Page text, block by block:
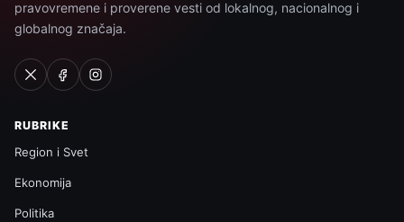
pravovremene i proverene vesti od lokalnog, nacionalnog i
globalnog značaja.
RUBRIKE
Region i Svet
Ekonomija
Politika